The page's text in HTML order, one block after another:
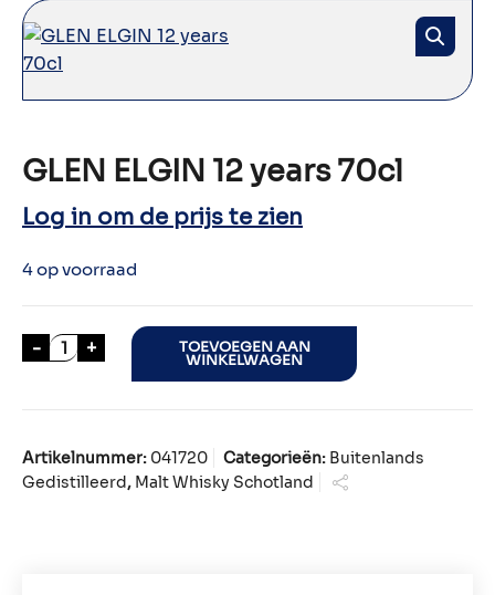
GLEN ELGIN 12 years 70cl
Log in om de prijs te zien
4 op voorraad
- GLEN ELGIN 12 years 70cl aantal
+ TOEVOEGEN AAN
WINKELWAGEN
Artikelnummer: 041720 Categorieën: Buitenlands
Gedistilleerd, Malt Whisky Schotland